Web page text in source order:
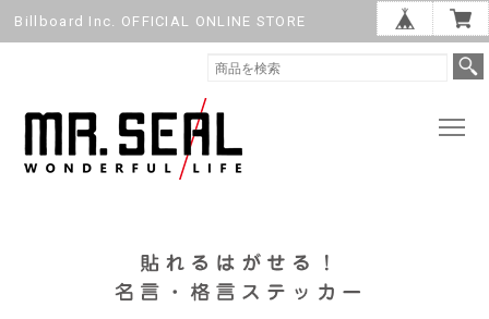
Billboard Inc. OFFICIAL ONLINE STORE